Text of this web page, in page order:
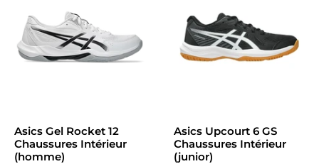
Asics Gel Rocket 12
Chaussures Intérieur
(homme)
Asics Upcourt 6 GS
Chaussures Intérieur
(junior)